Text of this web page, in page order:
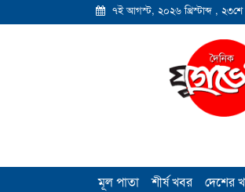
৭ই আগস্ট, ২০২৬ খ্রিস্টাব্দ , ২৩শে
মূল পাতা শীর্ষ খবর দেশের